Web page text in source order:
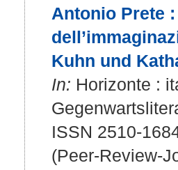
Antonio Prete
Kuhn und
In: Horizonte :
ISSN 2510-
(Peer-Review-